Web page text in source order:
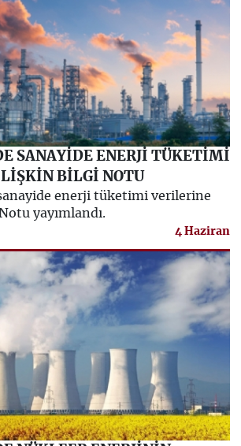
SANAYİDE ENERJİ TÜKETİMİ
BİLGİ NOTU
sanayide enerji tüketimi verilerine
yayımlandı.
4 Haziran